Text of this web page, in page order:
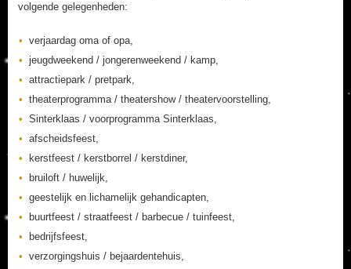
volgende gelegenheden:
verjaardag oma of opa,
jeugdweekend / jongerenweekend / kamp,
attractiepark / pretpark,
theaterprogramma / theatershow / theatervoorstelling,
Sinterklaas / voorprogramma Sinterklaas,
afscheidsfeest,
kerstfeest / kerstborrel / kerstdiner,
bruiloft / huwelijk,
geestelijk en lichamelijk gehandicapten,
buurtfeest / straatfeest / barbecue / tuinfeest,
bedrijfsfeest,
verzorgingshuis / bejaardentehuis,